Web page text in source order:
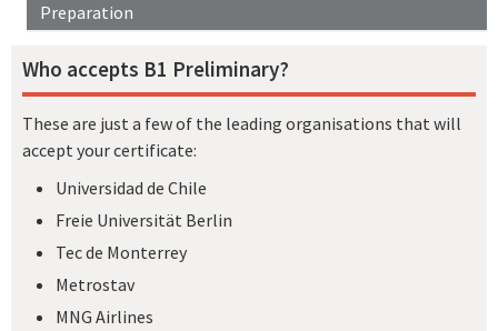
Preparation
Who accepts B1 Preliminary?
These are just a few of the leading organisations that will
accept your certificate:
Universidad de Chile
Freie Universität Berlin
Tec de Monterrey
Metrostav
MNG Airlines